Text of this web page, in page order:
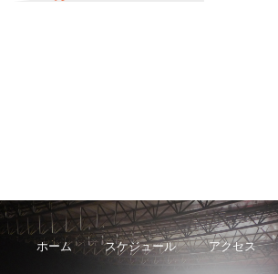
ホーム スケジュール アクセス